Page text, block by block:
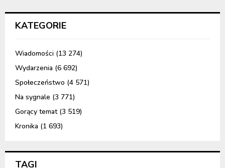
KATEGORIE
Wiadomości (13 274)
Wydarzenia (6 692)
Społeczeństwo (4 571)
Na sygnale (3 771)
Gorący temat(3 519)
Kronika (1 693)
TAGI